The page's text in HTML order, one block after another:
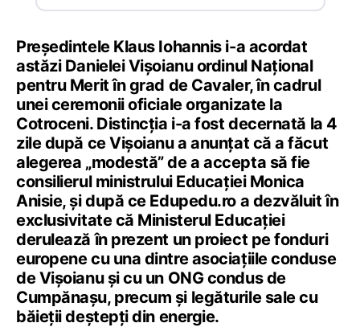
Președintele Klaus Iohannis i-a acordat
astăzi Danielei Vișoianu ordinul Național
pentru Merit în grad de Cavaler, în cadrul
unei ceremonii oficiale organizate la
Cotroceni. Distincția i-a fost decernată la 4
zile după ce Vișoianu a anunțat că a făcut
alegerea „modestă” de a accepta să fie
consilierul ministrului Educației Monica
Anisie, și după ce Edupedu.ro a dezvăluit în
exclusivitate că Ministerul Educației
derulează în prezent un proiect pe fonduri
europene cu una dintre asociațiile conduse
de Vișoianu și cu un ONG condus de
Cumpănașu, precum și legăturile sale cu
băieții deștepți din energie.